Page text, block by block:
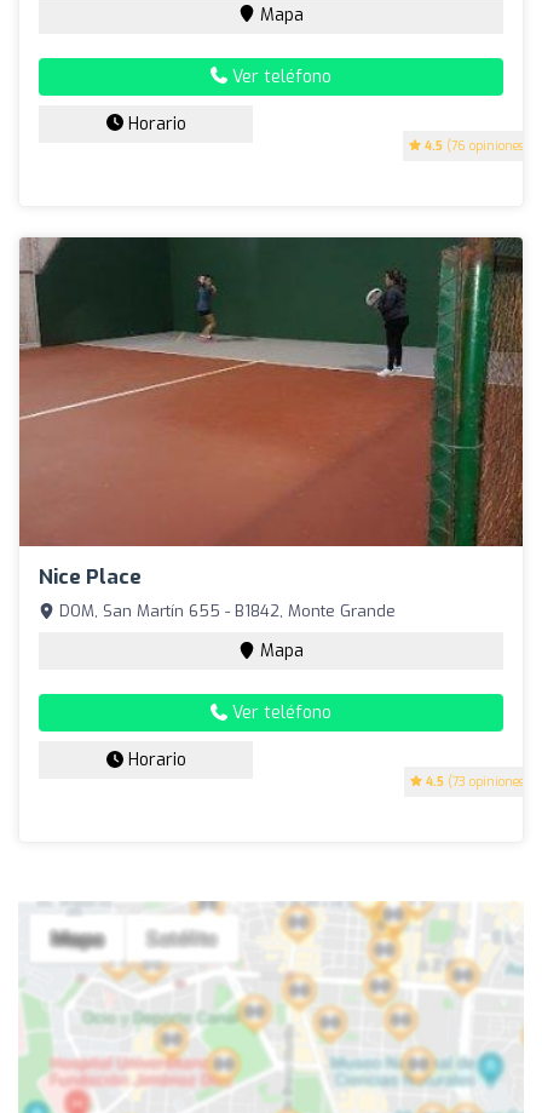
4.5 (76 opiniones)
Mapa
Ver teléfono
Horario
Nice Place
4.5 (73 opiniones)
DOM, San Martín 655 - B1842, Monte Grande
Mapa
Ver teléfono
Horario